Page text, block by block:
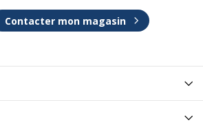
Contacter mon magasin